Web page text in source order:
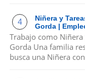
Niñera y
Gorda |
Trabajo como Niñera
Gorda Una familia
busca una Niñera